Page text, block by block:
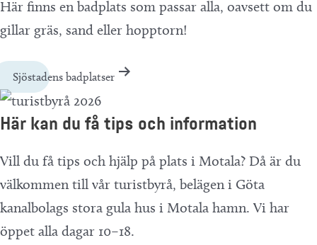
Här finns en badplats som passar alla, oavsett om du
gillar gräs, sand eller hopptorn!
Sjöstadens badplatser
Här kan du få tips och information
Vill du få tips och hjälp på plats i Motala? Då är du
välkommen till vår turistbyrå, belägen i Göta
kanalbolags stora gula hus i Motala hamn. Vi har
öppet alla dagar 10–18.